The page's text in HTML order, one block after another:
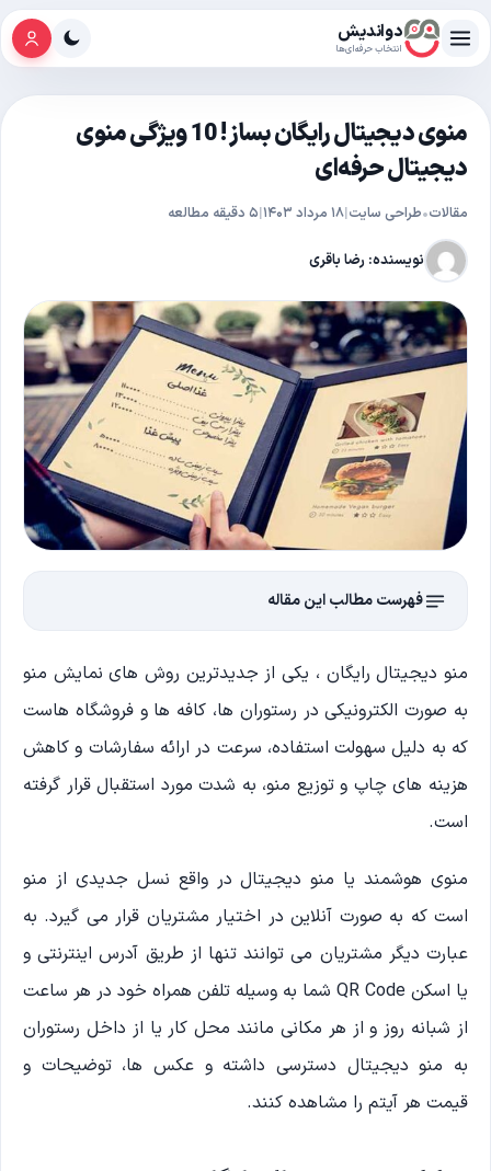
رفتن به محتوا
دواندیش
انتخاب حرفه‌ای‌ها
منوی دیجیتال رایگان بساز ! 10 ویژگی منوی
دیجیتال حرفه‌ای
مقالات•طراحی سایت|۱۸ مرداد ۱۴۰۳ |۵ دقیقه مطالعه
نویسنده: رضا باقری
فهرست مطالب این مقاله
منو دیجیتال رایگان ، یکی از جدیدترین روش های نمایش منو
به صورت الکترونیکی در رستوران ها، کافه ها و فروشگاه هاست
که به دلیل سهولت استفاده، سرعت در ارائه سفارشات و کاهش
هزینه های چاپ و توزیع منو، به شدت مورد استقبال قرار گرفته
است.
منوی هوشمند یا منو دیجیتال در واقع نسل جدیدی از منو
است که به صورت آنلاین در اختیار مشتریان قرار می گیرد. به
عبارت دیگر مشتریان می توانند تنها از طریق آدرس اینترنتی و
یا اسکن QR Code شما به وسیله تلفن همراه خود در هر ساعت
از شبانه روز و از هر مکانی مانند محل کار یا از داخل رستوران
به منو دیجیتال دسترسی داشته و عکس ها، توضیحات و
قیمت هر آیتم را مشاهده کنند.